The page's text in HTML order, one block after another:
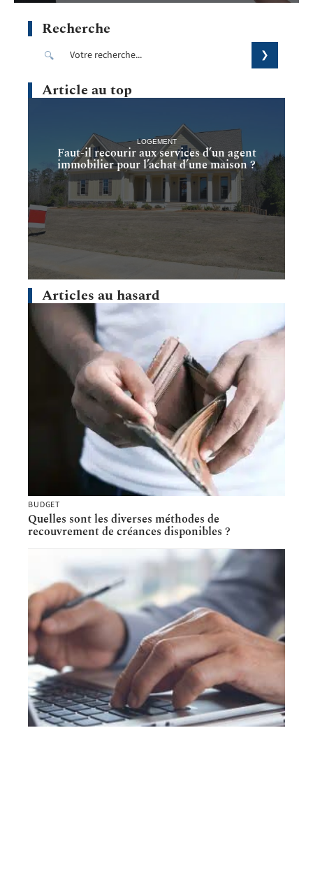
Recherche
Article au top
LOGEMENT
Faut-il recourir aux services d’un agent
immobilier pour l’achat d’une maison ?
Articles au hasard
BUDGET
Quelles sont les diverses méthodes de
recouvrement de créances disponibles ?